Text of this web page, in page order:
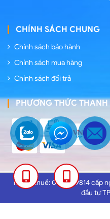
CHÍNH SÁCH CHUNG
Chính sách bảo hành
Chính sách mua hàng
Chính sách đổi trả
PHƯƠNG THỨC
Mã số thuế: 0102959814 cấp
đầu tư